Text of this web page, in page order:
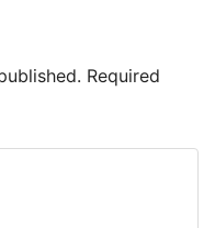
Required